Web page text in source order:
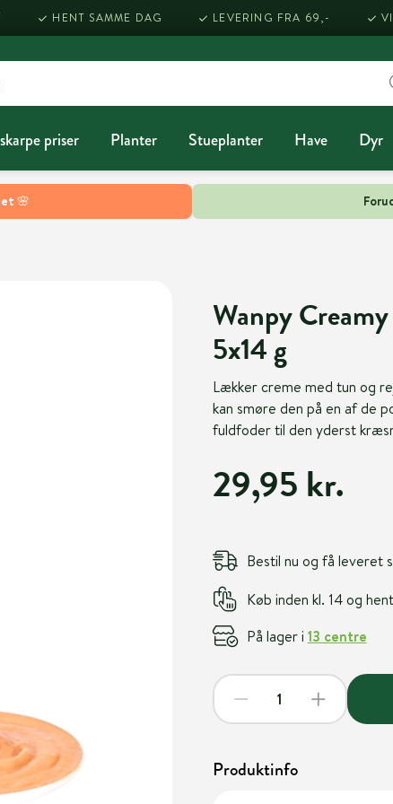
🌸
HENT SAMME DAG LEVERING FRA 69,-
priser Planter Stueplanter Have Dyr
Wanpy
5x14 g
Lækker creme med tun og
kan smøre den på en af de
fuldfoder til den yderst
29,95 kr.
Bestil nu og få leveret
Køb inden kl. 14 og
På lager i 13 centre
Produktinfo